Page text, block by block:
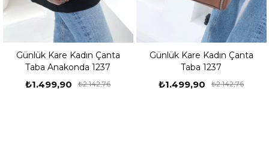
Günlük Kare Kadın Çanta
Taba 1237
₺1.499,90 ₺2.142,76
Günlük Kare Kadın
Siyah Anakonda 1237
₺1.499,90 ₺2.142,76